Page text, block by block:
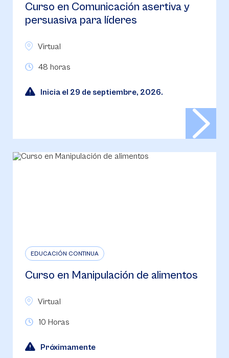
Curso en Comunicación asertiva y
persuasiva para líderes
Virtual
48 horas
Inicia el 29 de septiembre, 2026.
EDUCACIÓN CONTINUA
Curso en Manipulación de alimentos
Virtual
10 Horas
Próximamente